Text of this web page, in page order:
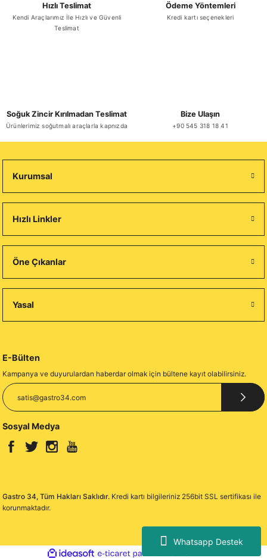
Whatsapp Destek
Hızlı Teslimat
Kendi Araçlarımız İle Hızlı ve Güvenli
Teslimat
Ödeme Yöntemleri
Kredi kartı seçenekleri
Soğuk Zincir Kırılmadan Teslimat
Ürünlerimiz soğutmalı araçlarla kapnızda
Bize Ulaşın
+90 545 318 18 41
Kurumsal
Hızlı Linkler
Öne Çıkanlar
Yasal
E-Bülten
Kampanya ve duyurulardan haberdar olmak için bültene kayıt olabilirsiniz.
Sosyal Medya
Gastro 34, Tüm Hakları Saklıdır. Kredi kartı bilgileriniz 256bit SSL sertifikası ile
korunmaktadır.
ideasoft